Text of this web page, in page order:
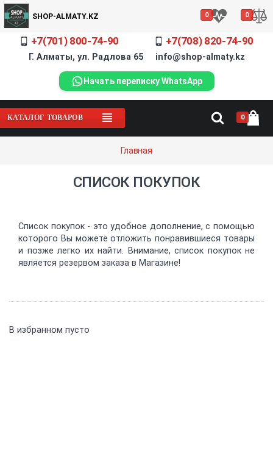
SHOP-ALMATY.KZ 0 0
+7(701) 800-74-90 +7(708) 820-74-90
Г. Алматы, ул. Радлова 65 info@shop-almaty.kz
Начать переписку WhatsApp
КАТАЛОГ ТОВАРОВ 0
Главная
СПИСОК ПОКУПОК
Список покупок - это удобное дополнение, с помощью
которого Вы можете отложить понравившиеся товары
и позже легко их найти. Внимание, список покупок не
является резервом заказа в Магазине!
В избранном пусто